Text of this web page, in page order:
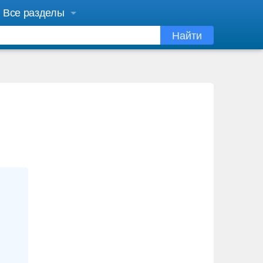
Все разделы
Найти